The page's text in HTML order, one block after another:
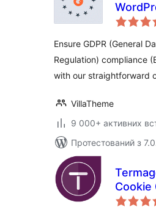
Ensure GDPR (General
Regulation) compliance
with our straightforward
VillaTheme
9 000+ активних
Протестований з
Cookie
Privacy